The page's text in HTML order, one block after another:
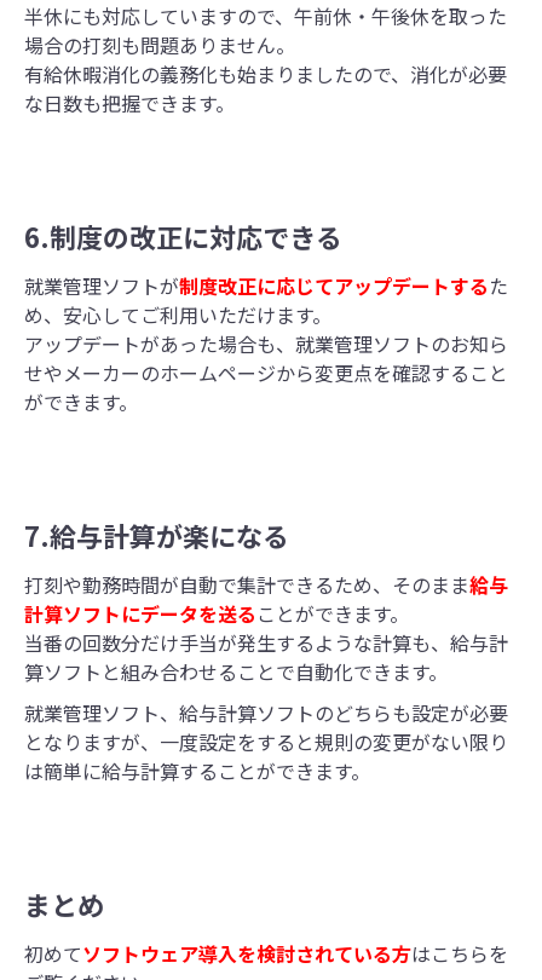
半休にも対応していますので、午前休・午後休を取った
場合の打刻も問題ありません。
有給休暇消化の義務化も始まりましたので、消化が必要
な日数も把握できます。
6.制度の改正に対応できる
就業管理ソフトが制度改正に応じてアップデートするた
め、安心してご利用いただけます。
アップデートがあった場合も、就業管理ソフトのお知ら
せやメーカーのホームページから変更点を確認すること
ができます。
7.給与計算が楽になる
打刻や勤務時間が自動で集計できるため、そのまま給与
計算ソフトにデータを送る ことができます。
当番の回数分だけ手当が発生するような計算も、給与計
算ソフトと組み合わせることで自動化できます。
就業管理ソフト、給与計算ソフトのどちらも設定が必要
となりますが、一度設定をすると規則の変更がない限り
は簡単に給与計算することができます。
まとめ
初めてソフトウェア導入を検討されている方はこちらを